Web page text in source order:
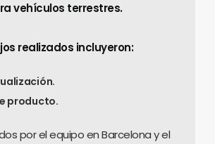
vehículos terrestres.
realizados incluyeron:
producto.
por el equipo en Barcelona y el